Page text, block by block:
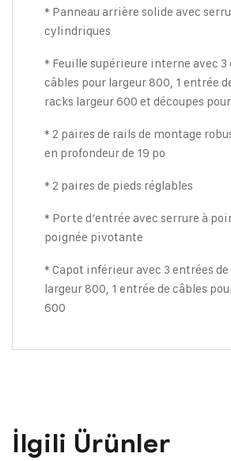
* Panneau arrière solide avec
cylindriques
* Feuille supérieure interne avec 3
câbles pour largeur 800, 1 entrée
racks largeur 600 et découpes
* 2 paires de rails de montage
en profondeur de 19 po
* 2 paires de pieds réglables
* Porte d’entrée avec serrure à
poignée pivotante
* Capot inférieur avec 3 entrées
largeur 800, 1 entrée de câbles
600
İlgili Ürünler